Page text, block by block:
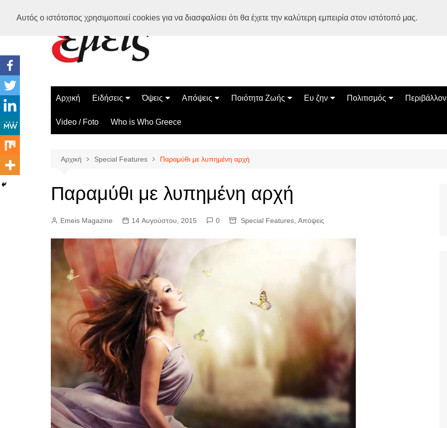
Αυτός ο ιστότοπος χρησιμοποιεί cookies για να διασφαλίσει ότι θα έχετε την καλύτερη εμπειρία στον ιστότοπό μας.
Αρχική Ειδήσεις
Ελλάδα
Διεθνή
Όψεις
Διάστημα
Επιστήμη
Περίεργα
Απόψεις
Αρθρογραφία
Ποιότητα Ζωής
Ασκηση
Ευ ζην
Αυτοβελτίωση
Πολιτισμός
Εκδηλώσεις
Περιβάλλον
Οικολογία
Video / Foto Who is Who Greece
Αρχική Special Features Παραμύθι με λυπημένη αρχή
Παραμύθι με λυπημένη αρχή
Emeis Magazine 14 Αυγούστου, 2015 0 Special Features Απόψεις